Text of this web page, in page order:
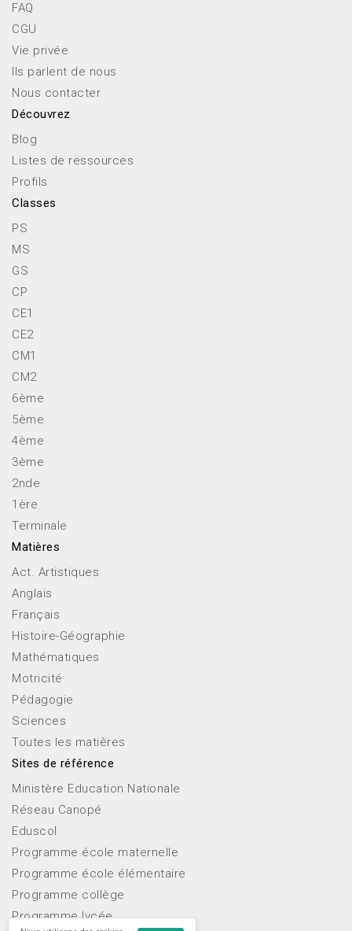
FAQ
CGU
Vie privée
Ils parlent de nous
Nous contacter
Découvrez
Blog
Listes de ressources
Profils
Classes
PS
MS
GS
CP
CE1
CE2
CM1
CM2
6ème
5ème
4ème
3ème
2nde
1ère
Terminale
Matières
Act. Artistiques
Anglais
Français
Histoire-Géographie
Mathématiques
Motricité
Pédagogie
Sciences
Toutes les matières
Sites de référence
Ministère Education Nationale
Réseau Canopé
Eduscol
Programme école maternelle
Programme école élémentaire
Programme collège
Programme lycée